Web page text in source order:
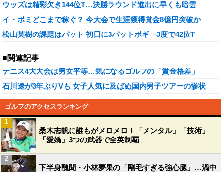
ウッズは精彩欠き144位T…決勝ラウンド進出に早くも暗雲
イ・ボミどこまで稼ぐ？ 今大会で生涯獲得賞金8億円突破か
松山英樹の課題はパット 初日に3パットボギー3度で42位T
■関連記事
テニス4大大会は男女平等…気になるゴルフの「賞金格差」
石川遼が3年ぶりVも 女子人気に及ばぬ国内男子ツアーの惨状
ゴルフのアクセスランキング
桑木志帆に誰もがメロメロ！「メンタル」「技術」
「愛嬌」3つの武器で全英制覇
1
下半身醜聞・小林夢果の「剛毛すぎる強心臓」…渦中
2